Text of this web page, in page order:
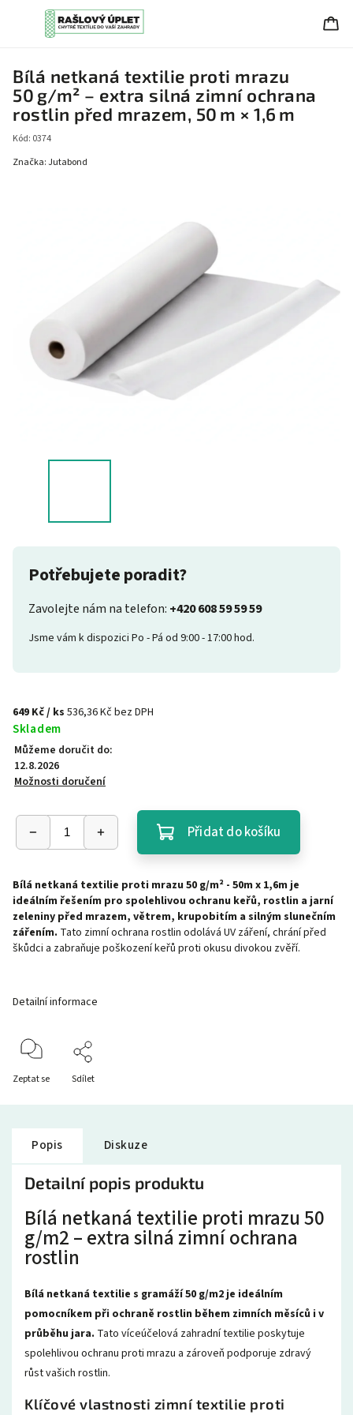
Bílá netkaná textilie proti mrazu
50 g/m² – extra silná zimní ochrana
rostlin před mrazem, 50 m × 1,6 m
Kód: 0374
Značka:Jutabond
Potřebujete poradit?
Zavolejte nám na telefon: +420 608 59 59 59
Jsme vám k dispozici Po - Pá od 9:00 - 17:00 hod.
649 Kč/ ks 536,36 Kč bez DPH
Skladem
Můžeme doručit do:
12.8.2026
Možnosti doručení
Přidat do košíku
Bílá netkaná textilie proti mrazu 50 g/m² - 50m x 1,6m je
ideálním řešením pro spolehlivou ochranu keřů, rostlin a jarní
zeleniny před mrazem, větrem, krupobitím a silným slunečním
zářením. Tato zimní ochrana rostlin odolává UV záření, chrání před
škůdci a zabraňuje poškození keřů proti okusu divokou zvěří.
Detailní informace
Zeptat se Sdílet
Popis Diskuze
Detailní popis produktu
Bílá netkaná textilie proti mrazu 50
g/m2 – extra silná zimní ochrana
rostlin
Bílá netkaná textilie s gramáží 50 g/m2 je ideálním
pomocníkem při ochraně rostlin během zimních měsíců i v
průběhu jara. Tato víceúčelová zahradní textilie poskytuje
spolehlivou ochranu proti mrazu a zároveň podporuje zdravý
růst vašich rostlin.
Klíčové vlastnosti zimní textilie proti